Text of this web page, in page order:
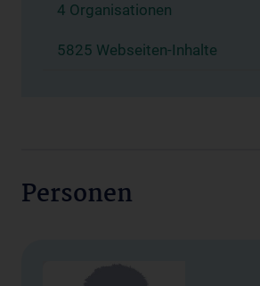
4 Organisationen
5825 Webseiten-Inhalte
Personen